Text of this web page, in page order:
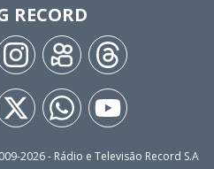
RECORD
2026- Rádio e Televisão Record S.A